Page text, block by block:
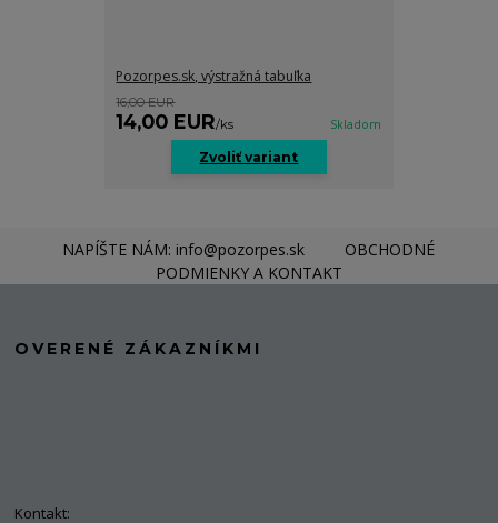
Pozorpes.sk, výstražná tabuľka
16,00 EUR
14,00 EUR/ks Skladom
Zvoliť variant
NAPÍŠTE NÁM: info@pozorpes.sk
OBCHODNÉ
PODMIENKY A KONTAKT
OVERENÉ ZÁKAZNÍKMI
Kontakt: